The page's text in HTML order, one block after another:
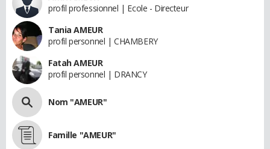
profil professionnel | Ecole - Directeur
Tania AMEUR
profil personnel | CHAMBERY
Fatah AMEUR
profil personnel | DRANCY
Nom "AMEUR"
Famille "AMEUR"